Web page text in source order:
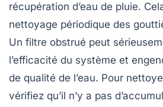
récupération d’eau de pluie.
nettoyage périodique des
Un filtre obstrué peut
l’efficacité du système et
de qualité de l’eau. Pour
vérifiez qu’il n’y a pas